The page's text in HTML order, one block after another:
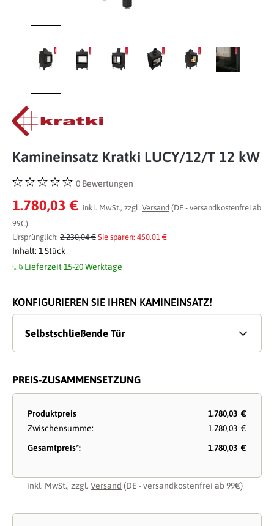
Kamineinsatz Kratki LUCY/12/T 12 kW
Durchschnittliche Bewertung von 0 von 5 Sternen
0 Bewertungen
1.780,03 € inkl. MwSt., zzgl. Versand (DE - versandkostenfrei ab
99€)
Ursprünglich: 2.230,04 € Sie sparen: 450,01 €
Inhalt: 1 Stück
Lieferzeit 15-20 Werktage
KONFIGURIEREN SIE IHREN KAMINEINSATZ!
Selbstschließende Tür
PREIS-ZUSAMMENSETZUNG
Produktpreis
1.780,03 €
Zwischensumme:
1.780,03 €
Gesamtpreis*:
1.780,03 €
inkl. MwSt., zzgl. Versand (DE - versandkostenfrei ab 99€)